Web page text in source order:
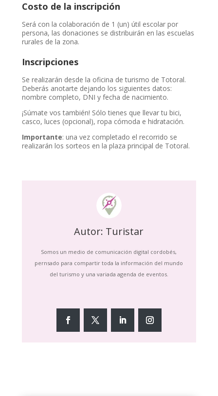
Costo de la inscripción
Será con la colaboración de 1 (un) útil escolar por
persona, las donaciones se distribuirán en las escuelas
rurales de la zona.
Inscripciones
Se realizarán desde la oficina de turismo de Totoral.
Deberás anotarte dejando los siguientes datos:
nombre completo, DNI y fecha de nacimiento.
¡Súmate vos también! Sólo tienes que llevar tu bici,
casco, luces (opcional), ropa cómoda e hidratación.
Importante: una vez completado el recorrido se
realizarán los sorteos en la plaza principal de Totoral.
Autor: Turistar
Somos un medio de comunicación digital cordobés,
pernsado para compartir toda la información del mundo
del turismo y una variada agenda de eventos.